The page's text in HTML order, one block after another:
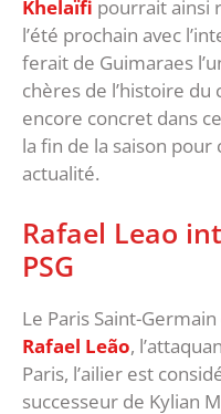
Khelaïfi pourrait ainsi
l’été prochain avec
ferait de Guimaraes
chères de l’histoire du
encore concret dans
la fin de la saison pour
actualité.
Rafael Leao
PSG
Le Paris Saint-
Rafael Leão,
Paris, l’ailier est
successeur de Kylian